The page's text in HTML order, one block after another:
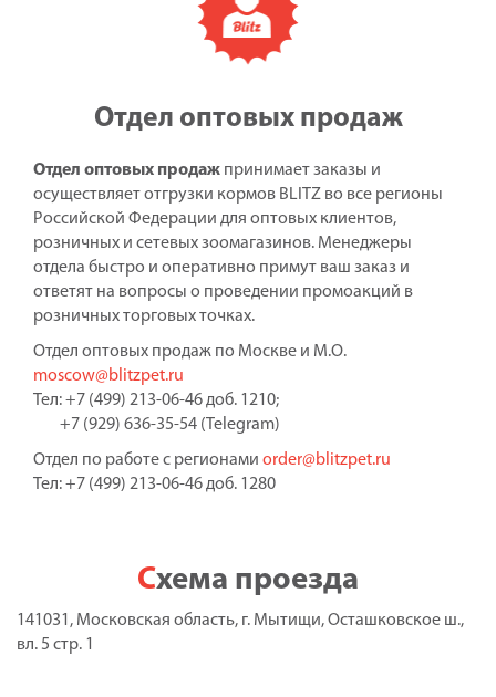
Отдел оптовых продаж
Отдел оптовых продаж принимает заказы и
осуществляет отгрузки кормов BLITZ во все регионы
Российской Федерации для оптовых клиентов,
розничных и сетевых зоомагазинов. Менеджеры
отдела быстро и оперативно примут ваш заказ и
ответят на вопросы о проведении промоакций в
розничных торговых точках.
Отдел оптовых продаж по Москве и М.О.
moscow@blitzpet.ru
Тел: +7 (499) 213-06-46 доб. 1210;
+7 (929) 636-35-54 (Telegram)
Отдел по работе с регионами order@blitzpet.ru
Тел: +7 (499) 213-06-46 доб. 1280
Схема проезда
141031, Московская область, г. Мытищи, Осташковское ш.,
вл. 5 стр. 1